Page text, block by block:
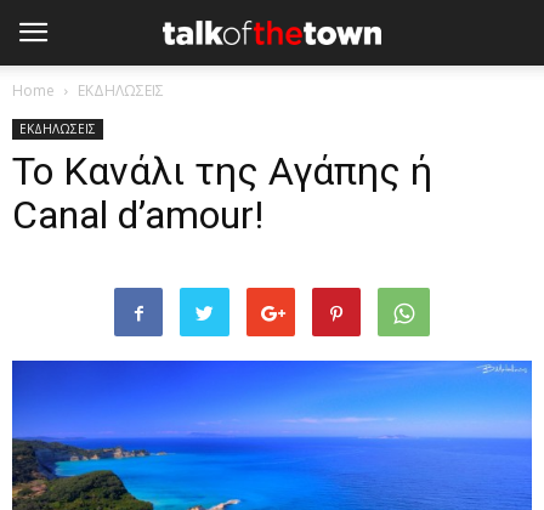
Home ΕΚΔΗΛΩΣΕΙΣ
ΕΚΔΗΛΩΣΕΙΣ
Το Κανάλι της Αγάπης ή
Canal d’amour!